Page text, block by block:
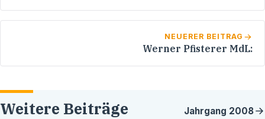
NEUERER BEITRAG
Werner Pfisterer MdL:
Weitere Beiträge Jahrgang 2008